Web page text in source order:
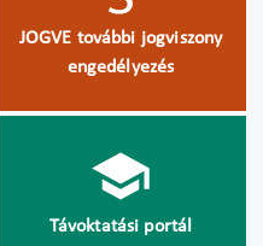
JOGVE további jogviszony
engedélyezés
Távoktatási portál